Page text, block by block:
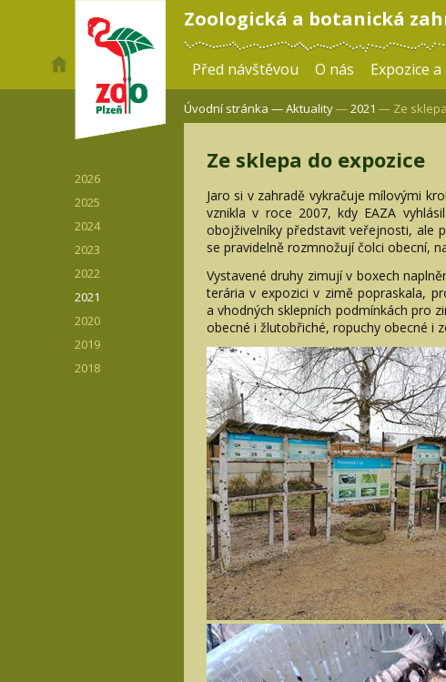
Zoologická a botanická
Před návštěvou O nás Expozice
2026
2025
2024
2023
2022
2021
2020
2019
2018
Úvodní stránka —Aktuality—2021 — Ze
Ze sklepa do expozice
Jaro si v zahradě vykračuje mílovými
vznikla v roce 2007, kdy EAZA
obojživelníky představit veřejnosti, ale
se pravidelně rozmnožují čolci obecní,
Vystavené druhy zimují v boxech
terária v expozici v zimě popraskala,
a vhodných sklepních podmínkách pro
obecné i žlutobřiché, ropuchy obecné i